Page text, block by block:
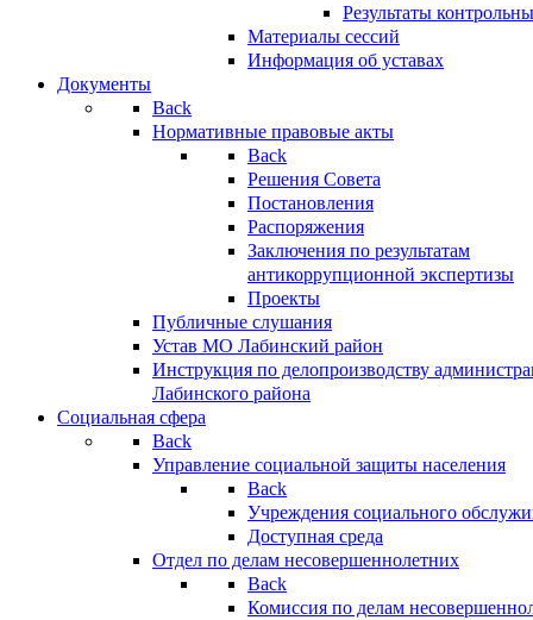
Результаты
Материалы сессий
Информация об уставах
Документы
Back
Нормативные правовые акты
Back
Решения Совета
Постановления
Распоряжения
Заключения по результатам
антикоррупционной экспертизы
Проекты
Публичные слушания
Устав МО Лабинский район
Инструкция по делопроизводству
Лабинского района
Социальная сфера
Back
Управление социальной защиты населения
Back
Учреждения социального
Доступная среда
Отдел по делам несовершеннолетних
Back
Комиссия по делам